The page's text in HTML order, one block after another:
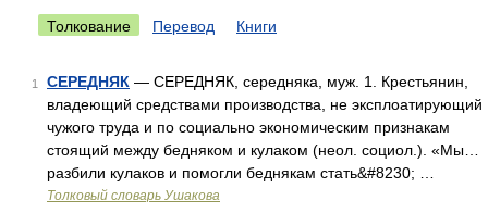
Толкование Перевод Книги
1 СЕРЕДНЯК — СЕРЕДНЯК, середняка, муж. 1. Крестьянин,
владеющий средствами производства, не эксплоатирующий
чужого труда и по социально экономическим признакам
стоящий между бедняком и кулаком (неол. социол.). «Мы…
разбили кулаков и помогли беднякам стать&#8230; …
Толковый словарь Ушакова